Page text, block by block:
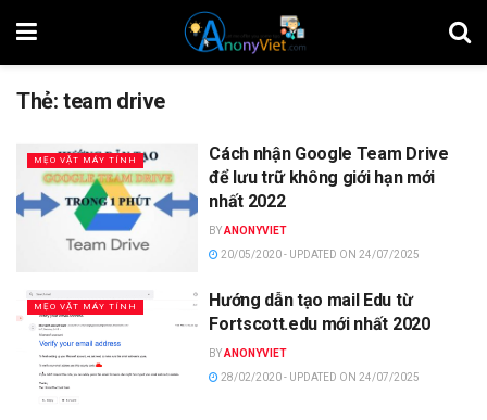
Thẻ:team drive
MẸO VẶT MÁY TÍNH
Cách nhận Google Team Drive
để lưu trữ không giới hạn mới
nhất 2022
BYANONYVIET
20/05/2020 - UPDATED ON 24/07/2025
MẸO VẶT MÁY TÍNH
Hướng dẫn tạo mail Edu từ
Fortscott.edu mới nhất 2020
BYANONYVIET
28/02/2020 - UPDATED ON 24/07/2025